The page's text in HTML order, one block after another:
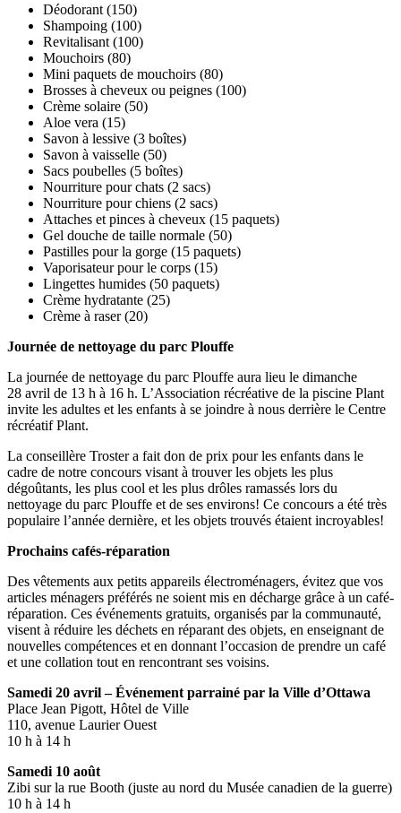
Déodorant (150)
Shampoing (100)
Revitalisant (100)
Mouchoirs (80)
Mini paquets de mouchoirs (80)
Brosses à cheveux ou peignes (100)
Crème solaire (50)
Aloe vera (15)
Savon à lessive (3 boîtes)
Savon à vaisselle (50)
Sacs poubelles (5 boîtes)
Nourriture pour chats (2 sacs)
Nourriture pour chiens (2 sacs)
Attaches et pinces à cheveux (15 paquets)
Gel douche de taille normale (50)
Pastilles pour la gorge (15 paquets)
Vaporisateur pour le corps (15)
Lingettes humides (50 paquets)
Crème hydratante (25)
Crème à raser (20)
Journée de nettoyage du parc Plouffe
La journée de nettoyage du parc Plouffe aura lieu le dimanche
28 avril de 13 h à 16 h. L’Association récréative de la piscine Plant
invite les adultes et les enfants à se joindre à nous derrière le Centre
récréatif Plant.
La conseillère Troster a fait don de prix pour les enfants dans le
cadre de notre concours visant à trouver les objets les plus
dégoûtants, les plus cool et les plus drôles ramassés lors du
nettoyage du parc Plouffe et de ses environs! Ce concours a été très
populaire l’année dernière, et les objets trouvés étaient incroyables!
Prochains cafés-réparation
Des vêtements aux petits appareils électroménagers, évitez que vos
articles ménagers préférés ne soient mis en décharge grâce à un café-
réparation. Ces événements gratuits, organisés par la communauté,
visent à réduire les déchets en réparant des objets, en enseignant de
nouvelles compétences et en donnant l’occasion de prendre un café
et une collation tout en rencontrant ses voisins.
Samedi 20 avril – Événement parrainé par la Ville d’Ottawa
Place Jean Pigott, Hôtel de Ville
110, avenue Laurier Ouest
10 h à 14 h
Samedi 10 août
Zibi sur la rue Booth (juste au nord du Musée canadien de la guerre)
10 h à 14 h